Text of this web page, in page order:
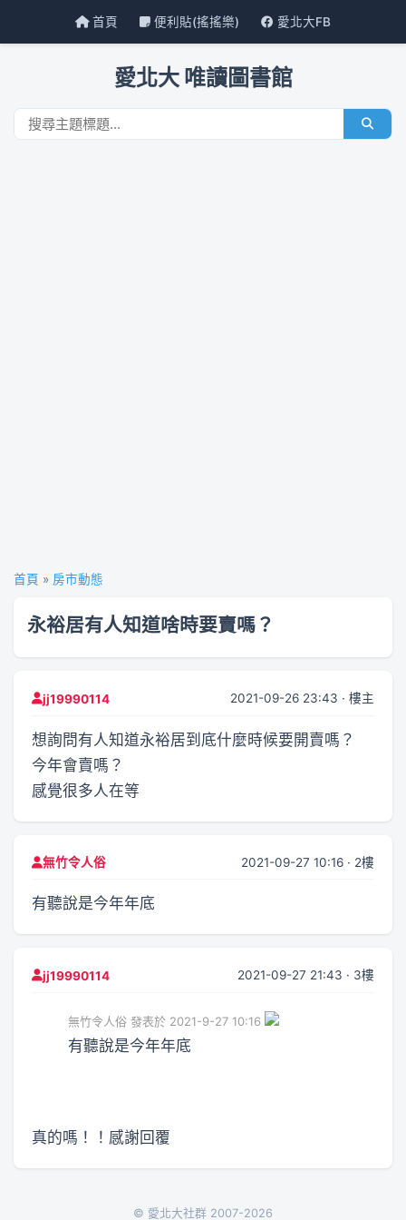
首頁 便利貼(搖搖樂) 愛北大FB
愛北大 唯讀圖書館
首頁 » 房市動態
永裕居有人知道啥時要賣嗎？
jj19990114 2021-09-26 23:43 · 樓主
想詢問有人知道永裕居到底什麼時候要開賣嗎？
今年會賣嗎？
感覺很多人在等
無竹令人俗 2021-09-27 10:16 · 2樓
有聽說是今年年底
jj19990114 2021-09-27 21:43 · 3樓
無竹令人俗 發表於 2021-9-27 10:16
有聽說是今年年底
真的嗎！！感謝回覆
© 愛北大社群 2007-2026